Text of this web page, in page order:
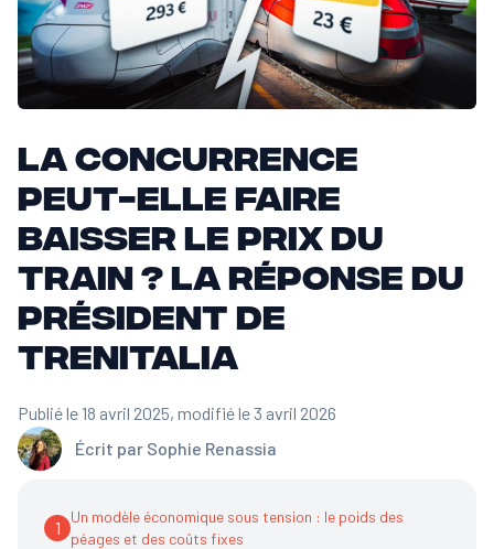
La concurrence
peut-elle faire
baisser le prix du
train ? La réponse du
Président de
Trenitalia
Écrit par Sophie Renassia
Publié le 18 avril 2025, modifié le 3 avril 2026
1
Un modèle économique sous tension : le poids des
péages et des coûts fixes